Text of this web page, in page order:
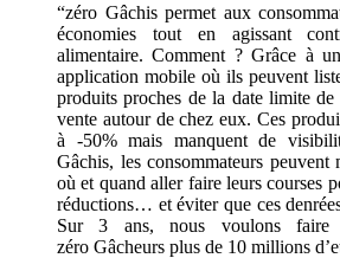
“zéro Gâchis permet aux
économies tout en agissant
alimentaire. Comment ? Grâce à
application mobile où ils peuvent
produits proches de la date limite de
vente autour de chez eux. Ces
à -50% mais manquent de
Gâchis, les consommateurs peuvent
où et quand aller faire leurs courses
réductions… et éviter que ces
Sur 3 ans, nous voulons faire
zéro Gâcheurs plus de 10 millions